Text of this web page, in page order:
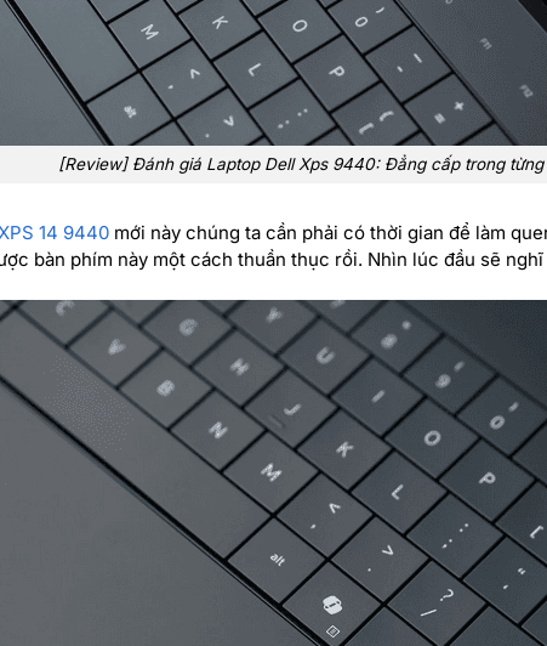
[Review] Đánh giá Laptop Dell Xps 9440: Đẳng cấp trong
14 9440 mới này chúng ta cần phải có thời gian để làm
bàn phím này một cách thuần thục rồi. Nhìn lúc đầu sẽ